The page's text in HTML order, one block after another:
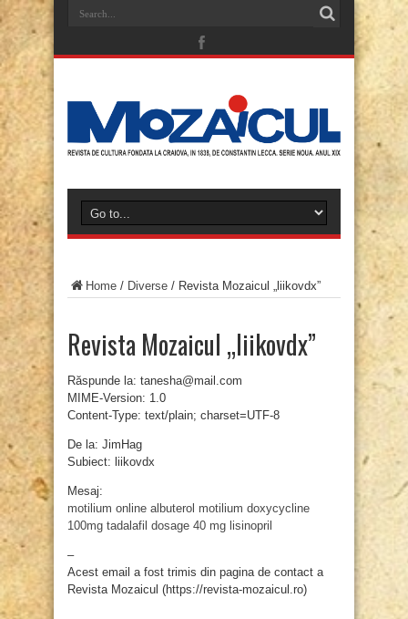
Home / Diverse / Revista Mozaicul „liikovdx”
Revista Mozaicul „liikovdx”
Răspunde la: tanesha@mail.com
MIME-Version: 1.0
Content-Type: text/plain; charset=UTF-8
De la: JimHag
Subiect: liikovdx
Mesaj:
motilium online albuterol motilium doxycycline
100mg tadalafil dosage 40 mg lisinopril
–
Acest email a fost trimis din pagina de contact a
Revista Mozaicul (https://revista-mozaicul.ro)